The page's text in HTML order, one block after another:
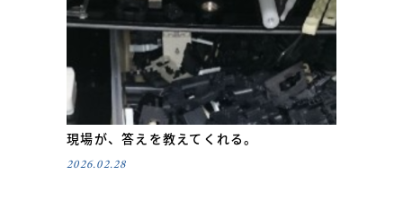
現場が、答えを教えてくれる。
2026.02.28